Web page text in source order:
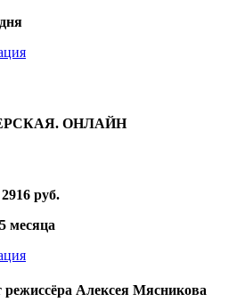
ОНЛАЙН
руб.
месяца
Алексея Мясникова